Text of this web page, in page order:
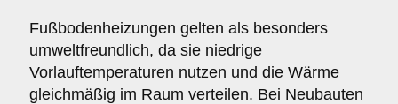
Fußbodenheizungen gelten als besonders
umweltfreundlich, da sie niedrige
Vorlauftemperaturen nutzen und die Wärme
gleichmäßig im Raum verteilen. Bei Neubauten